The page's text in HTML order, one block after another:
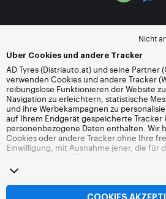
Nicht
Über Cookies und andere Tracker
AD Tyres (Distriauto.at) und seine Partner
verwenden Cookies und andere Tracker
reibungslose Funktionieren der Website
Navigation zu erleichtern, statistische
und ihre Werbekampagnen zu
auf Ihrem Endgerät gespeicherte Tracker
personenbezogene Daten enthalten. Wir
Cookies oder andere Tracker ohne Ihre
Einwilligung, mit Ausnahme jener, die für
unerlässlich sind. Wir speichern Ihre
6 Monaten. Sie können Ihre Einwilligung
Sie die Webseite
die Möglichkeit, Ihre Navigation
von Cookies oder anderen Trackern zu
COOKIES